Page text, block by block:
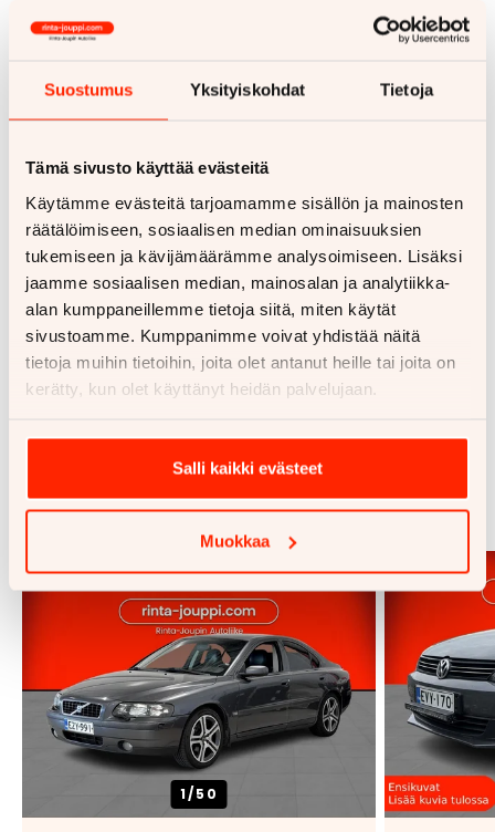
Suostumus Yksityiskohdat Tietoja
Tämä sivusto käyttää evästeitä
Käytämme evästeitä tarjoamamme sisällön ja mainosten
räätälöimiseen, sosiaalisen median ominaisuuksien
tukemiseen ja kävijämäärämme analysoimiseen. Lisäksi
jaamme sosiaalisen median, mainosalan ja analytiikka-
alan kumppaneillemme tietoja siitä, miten käytät
sivustoamme. Kumppanimme voivat yhdistää näitä
tietoja muihin tietoihin, joita olet antanut heille tai joita on
kerätty, kun olet käyttänyt heidän palvelujaan.
Salli kaikki evästeet
Muokkaa
on helppoa ja vaivatonta. Lunastamme tarvittaessa
Tervetuloa kahville ja tutustumaan uuteen
osoitteessa Kuninkojankaari 3. Raision liike on
avoinna muiden toimipisteiden tavoin arkisin klo 10-
18 ja lauantaisin klo 10-16.
RAISION
YHTEYSTIEDOT
Tutustu Raision myymälässä oleviin
ajoneuvoihin
Katso kaikki
1/50